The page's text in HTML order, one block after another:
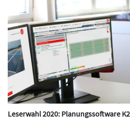
Leserwahl 2020: Planungssoftware